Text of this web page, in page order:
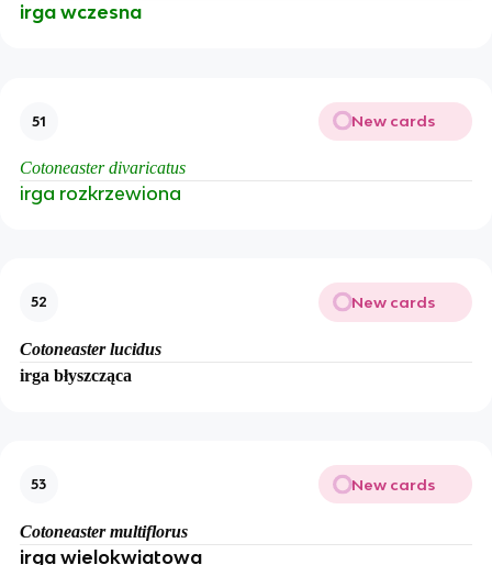
irga wczesna
51 New cards
Cotoneaster divaricatus
irga rozkrzewiona
52 New cards
Cotoneaster lucidus
irga błyszcząca
53 New cards
Cotoneaster multiflorus
irga wielokwiatowa